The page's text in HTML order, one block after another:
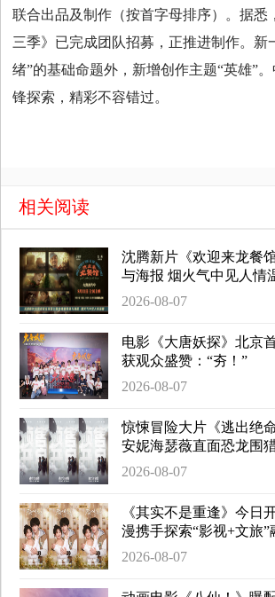
联合出品及制作（按首字母排序）。据悉
三季》已完成团队招募，正推进制作。新
绪”的基础命题外，新增创作主题“英雄”
锋探索，精彩不容错过。
相关阅读
沈腾新片《欢迎来龙餐
与海报 烟火气中见人情
2026-08-07
电影《大唐妖探》北京
获观众盛赞：“夯！”
2026-08-07
惊悚冒险大片《逃出绝
安妮海瑟薇直面恐龙围
2026-08-07
《其实不是重逢》今日
漫携手探索“影视+文旅”
2026-08-07